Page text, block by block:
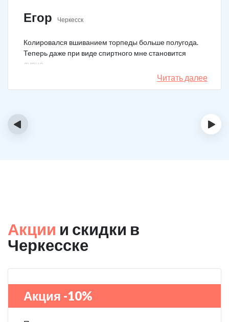
Егор Черкесск
Колировался вшиванием торпеды больше полугода.
Теперь даже при виде спиртного мне становится
дурно.
Читать далее
‹ ›
Акции и скидки в
Черкесске
Акция -10%